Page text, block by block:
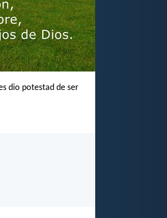
dio potestad de ser